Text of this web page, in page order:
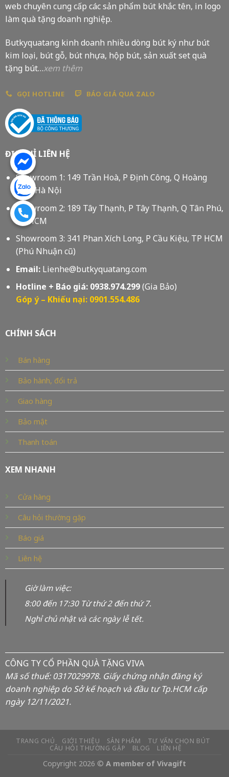
web chuyên cung cấp các sản phẩm bút khắc tên, in logo
làm quà tặng doanh nghiệp.
Butkyquatang kinh doanh nhiều dòng bút ký như bút
kim loại, bút gỗ, bút nhựa, hộp bút, sản xuất set quà
tặng bút…xem thêm
GỌI HOTLINE BÁO GIÁ QUA ZALO
ĐỊA CHỈ LIÊN HỆ
Showroom 1: 149 Trần Hoà, P Định Công, Q Hoàng
Mai, Hà Nội
Showroom 2: 189 Tây Thạnh, P Tây Thạnh, Q Tân Phú,
Tp HCM
Showroom 3: 341 Phan Xích Long, P Cầu Kiệu, TP HCM
(Phú Nhuận cũ)
Email:Lienhe@butkyquatang.com
Hotline + Báo giá: 0938.974.299(Gia Bảo)
Góp ý – Khiếu nại: 0901.554.486
CHÍNH SÁCH
Bán hàng
Bảo hành, đổi trả
Giao hàng
Bảo mật
Thanh toán
XEM NHANH
Cửa hàng
Câu hỏi thường gặp
Báo giá
Liên hệ
Giờ làm việc:
8:00 đến 17:30 Từ thứ 2 đến thứ 7.
Nghỉ chủ nhật và các ngày lễ tết.
CÔNG TY CỔ PHẦN QUÀ TẶNG VIVA
Mã số thuế: 0317029978. Giấy chứng nhận đăng ký
doanh nghiệp do Sở kế hoạch và đầu tư Tp.HCM cấp
ngày 12/11/2021.
TRANG CHỦ GIỚI THIỆU SẢN PHẨM
TƯ VẤN CHỌN BÚT
CÂU HỎI THƯỜNG GẶP
BLOG LIÊN HỆ
Copyright 2026 © A member of Vivagift